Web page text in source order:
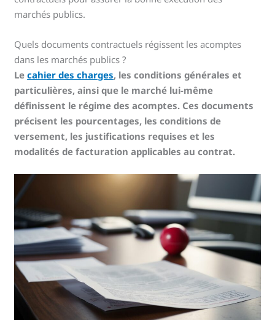
marchés publics.
Quels documents contractuels régissent les acomptes
dans les marchés publics ?
Lecahier des charges, les conditions générales et
particulières, ainsi que le marché lui-même
définissent le régime des acomptes. Ces documents
précisent les pourcentages, les conditions de
versement, les justifications requises et les
modalités de facturation applicables au contrat.